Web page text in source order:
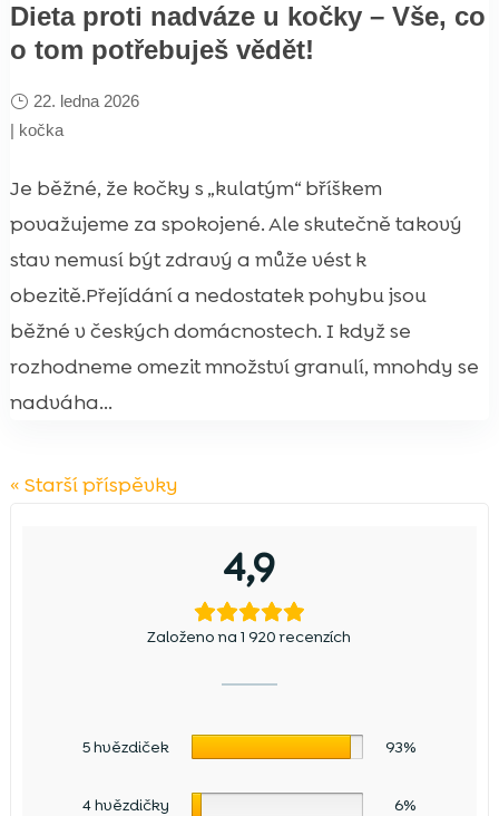
Dieta proti nadváze u kočky – Vše, co
o tom potřebuješ vědět!
22. ledna 2026
| kočka
Je běžné, že kočky s „kulatým“ bříškem
považujeme za spokojené. Ale skutečně takový
stav nemusí být zdravý a může vést k
obezitě.Přejídání a nedostatek pohybu jsou
běžné v českých domácnostech. I když se
rozhodneme omezit množství granulí, mnohdy se
nadváha...
« Starší příspěvky
4,9
Založeno na 1 920 recenzích
5 hvězdiček 93%
4 hvězdičky 6%